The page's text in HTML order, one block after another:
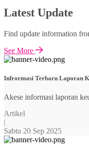
Latest Update
Find update information
See More
Infrormasi Terbaru Laporan
Akese informasi laporan
Artikel
|
Sabtu 20 Sep 2025